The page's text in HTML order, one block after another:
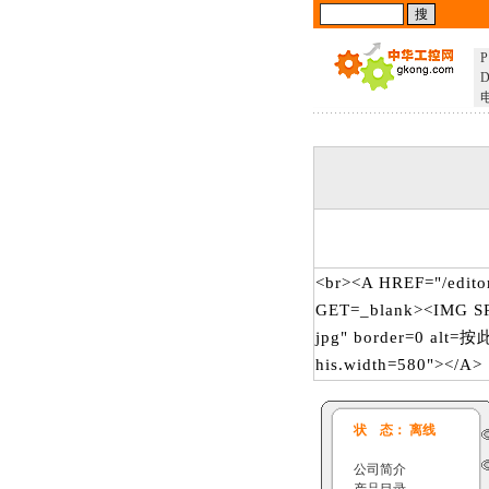
<br><A HREF="/
GET=_blank><IMG
jpg" border=0 alt=按
his.width=580"></A>
状 态： 离线
公司简介